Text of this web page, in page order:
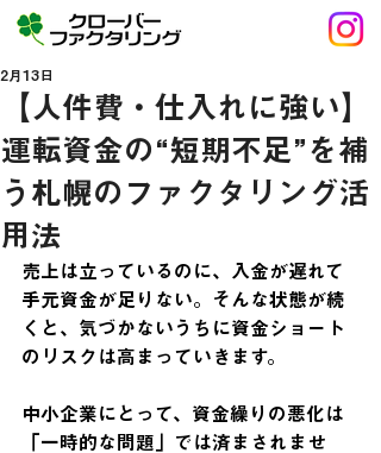
【人件費・仕入れに強い】
運転資金の“短期不足”を補
う札幌のファクタリング活
用法
2月13日
売上は立っているのに、入金が遅れて
手元資金が足りない。そんな状態が続
くと、気づかないうちに資金ショート
のリスクは高まっていきます。
中小企業にとって、資金繰りの悪化は
「一時的な問題」では済まされませ